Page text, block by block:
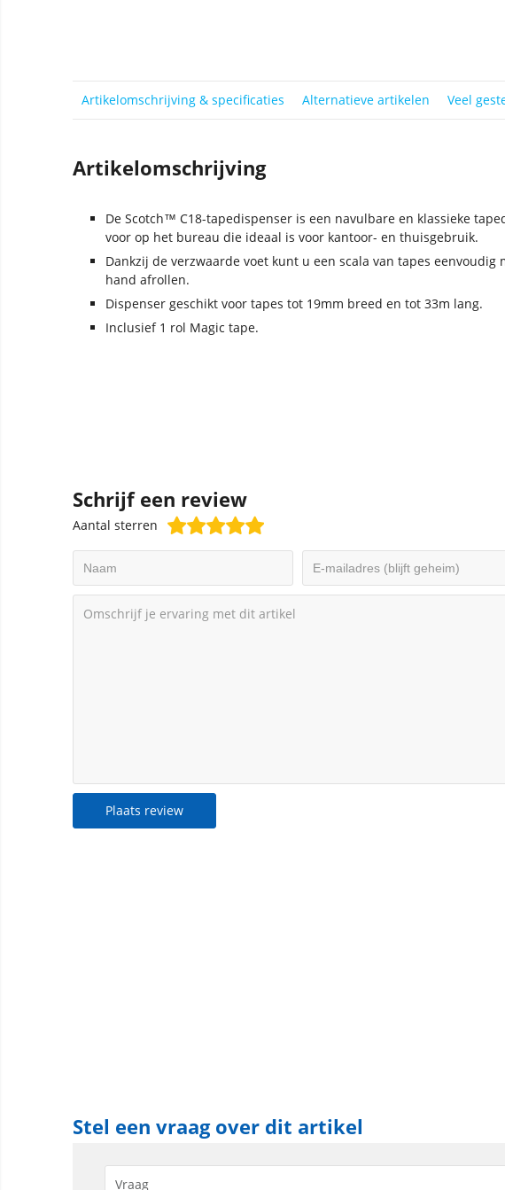
Artikelomschrijving & specificaties Alternatieve artikelen Veel
Artikelomschrijving
De Scotch™ C18-tapedispenser is een navulbare en klassieke
voor op het bureau die ideaal is voor kantoor- en thuisgebruik.
Dankzij de verzwaarde voet kunt u een scala van tapes eenvoudig
hand afrollen.
Dispenser geschikt voor tapes tot 19mm breed en tot 33m lang.
Inclusief 1 rol Magic tape.
Schrijf een review
Aantal sterren
Plaats review
Stel een vraag over dit artikel